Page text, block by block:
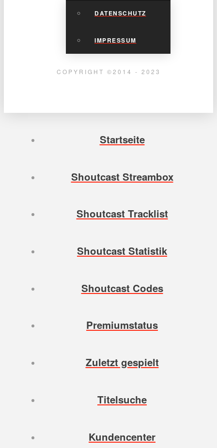
DATENSCHUTZ
IMPRESSUM
COPYRIGHT ©2014 - 2023
Startseite
Shoutcast Streambox
Shoutcast Tracklist
Shoutcast Statistik
Shoutcast Codes
Premiumstatus
Zuletzt gespielt
Titelsuche
Kundencenter